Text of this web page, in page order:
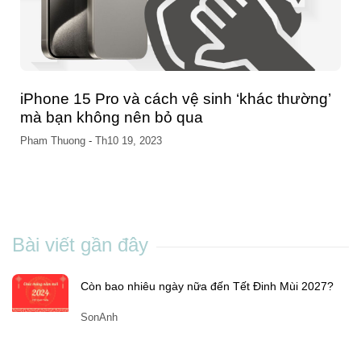
iPhone bị sự cố tắt nguồn bí ẩn đêm qua, làm
thế nào để biết điện thoại của bạn có bị
không?